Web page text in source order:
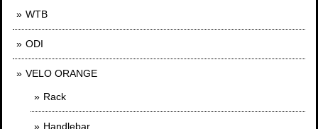
WTB
ODI
VELO ORANGE
Rack
Handlebar